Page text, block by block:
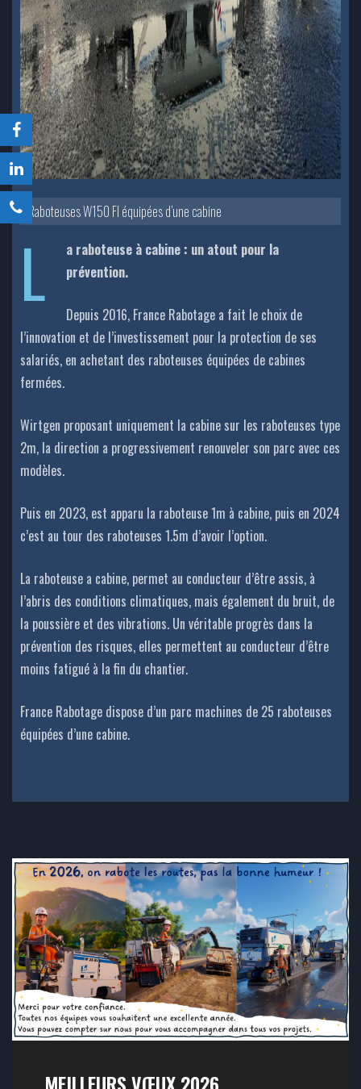
Raboteuses W150 FI équipées d’une cabine
L
a raboteuse à cabine : un atout pour la
prévention.
Depuis 2016, France Rabotage a fait le choix de
l’innovation et de l’investissement pour la protection de ses
salariés, en achetant des raboteuses équipées de cabines
fermées.
Wirtgen proposant uniquement la cabine sur les raboteuses type
2m, la direction a progressivement renouveler son parc avec ces
modèles.
Puis en 2023, est apparu la raboteuse 1m à cabine, puis en 2024
c’est au tour des raboteuses 1.5m d’avoir l’option.
La raboteuse a cabine, permet au conducteur d’être assis, à
l’abris des conditions climatiques, mais également du bruit, de
la poussière et des vibrations. Un véritable progrès dans la
prévention des risques, elles permettent au conducteur d’être
moins fatigué à la fin du chantier.
France Rabotage dispose d’un parc machines de 25 raboteuses
équipées d’une cabine.